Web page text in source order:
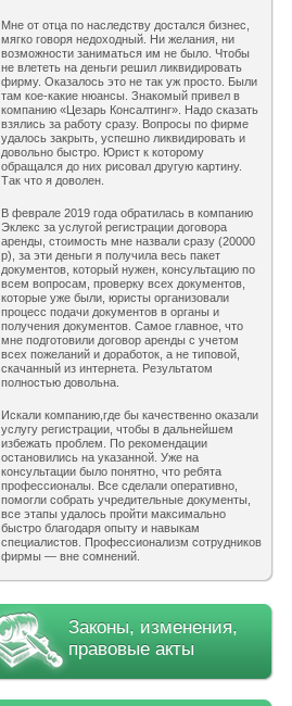
Мне от отца по наследству достался бизнес,
мягко говоря недоходный. Ни желания, ни
возможности заниматься им не было. Чтобы
не влететь на деньги решил ликвидировать
фирму. Оказалось это не так уж просто. Были
там кое-какие нюансы. Знакомый привел в
компанию «Цезарь Консалтинг». Надо сказать
взялись за работу сразу. Вопросы по фирме
удалось закрыть, успешно ликвидировать и
довольно быстро. Юрист к которому
обращался до них рисовал другую картину.
Так что я доволен.
В феврале 2019 года обратилась в компанию
Эклекс за услугой регистрации договора
аренды, стоимость мне назвали сразу (20000
р), за эти деньги я получила весь пакет
документов, который нужен, консультацию по
всем вопросам, проверку всех документов,
которые уже были, юристы организовали
процесс подачи документов в органы и
получения документов. Самое главное, что
мне подготовили договор аренды с учетом
всех пожеланий и доработок, а не типовой,
скачанный из интернета. Результатом
полностью довольна.
Искали компанию,где бы качественно оказали
услугу регистрации, чтобы в дальнейшем
избежать проблем. По рекомендации
остановились на указанной. Уже на
консультации было понятно, что ребята
профессионалы. Все сделали оперативно,
помогли собрать учредительные документы,
все этапы удалось пройти максимально
быстро благодаря опыту и навыкам
специалистов. Профессионализм сотрудников
фирмы — вне сомнений.
Законы, изменения,
правовые акты